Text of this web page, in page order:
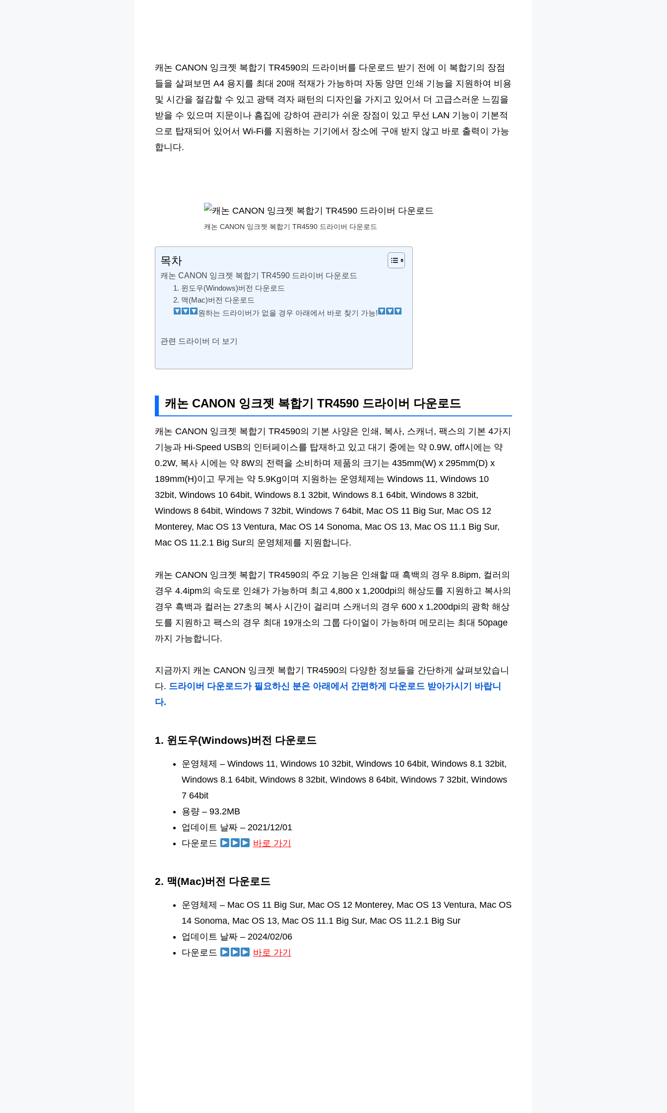
캐논 CANON 잉크젯 복합기 TR4590의 드라이버를 다운로드 받기 전에 이 복합기의 장점
들을 살펴보면 A4 용지를 최대 20매 적재가 가능하며 자동 양면 인쇄 기능을 지원하여 비용
및 시간을 절감할 수 있고 광택 격자 패턴의 디자인을 가지고 있어서 더 고급스러운 느낌을
받을 수 있으며 지문이나 흠집에 강하여 관리가 쉬운 장점이 있고 무선 LAN 기능이 기본적
으로 탑재되어 있어서 Wi-Fi를 지원하는 기기에서 장소에 구애 받지 않고 바로 출력이 가능
합니다.
캐논 CANON 잉크젯 복합기 TR4590 드라이버 다운로드
목차
캐논 CANON 잉크젯 복합기 TR4590 드라이버 다운로드
1. 윈도우(Windows)버전 다운로드
2. 맥(Mac)버전 다운로드
원하는 드라이버가 없을 경우 아래에서 바로 찾기 가능!
관련 드라이버 더 보기
캐논 CANON 잉크젯 복합기 TR4590 드라이버 다운로드
캐논 CANON 잉크젯 복합기 TR4590의 기본 사양은 인쇄, 복사, 스캐너, 팩스의 기본 4가지
기능과 Hi-Speed USB의 인터페이스를 탑재하고 있고 대기 중에는 약 0.9W, off시에는 약
0.2W, 복사 시에는 약 8W의 전력을 소비하며 제품의 크기는 435mm(W) x 295mm(D) x
189mm(H)이고 무게는 약 5.9Kg이며 지원하는 운영체제는 Windows 11, Windows 10
32bit, Windows 10 64bit, Windows 8.1 32bit, Windows 8.1 64bit, Windows 8 32bit,
Windows 8 64bit, Windows 7 32bit, Windows 7 64bit, Mac OS 11 Big Sur, Mac OS 12
Monterey, Mac OS 13 Ventura, Mac OS 14 Sonoma, Mac OS 13, Mac OS 11.1 Big Sur,
Mac OS 11.2.1 Big Sur의 운영체제를 지원합니다.
캐논 CANON 잉크젯 복합기 TR4590의 주요 기능은 인쇄할 때 흑백의 경우 8.8ipm, 컬러의
경우 4.4ipm의 속도로 인쇄가 가능하며 최고 4,800 x 1,200dpi의 해상도를 지원하고 복사의
경우 흑백과 컬러는 27초의 복사 시간이 걸리며 스캐너의 경우 600 x 1,200dpi의 광학 해상
도를 지원하고 팩스의 경우 최대 19개소의 그룹 다이얼이 가능하며 메모리는 최대 50page
까지 가능합니다.
지금까지 캐논 CANON 잉크젯 복합기 TR4590의 다양한 정보들을 간단하게 살펴보았습니
다. 드라이버 다운로드가 필요하신 분은 아래에서 간편하게 다운로드 받아가시기 바랍니
다.
1. 윈도우(Windows)버전 다운로드
운영체제 – Windows 11, Windows 10 32bit, Windows 10 64bit, Windows 8.1 32bit,
Windows 8.1 64bit, Windows 8 32bit, Windows 8 64bit, Windows 7 32bit, Windows
7 64bit
용량 – 93.2MB
업데이트 날짜 – 2021/12/01
다운로드
바로 가기
2. 맥(Mac)버전 다운로드
운영체제 – Mac OS 11 Big Sur, Mac OS 12 Monterey, Mac OS 13 Ventura, Mac OS
14 Sonoma, Mac OS 13, Mac OS 11.1 Big Sur, Mac OS 11.2.1 Big Sur
업데이트 날짜 – 2024/02/06
다운로드
바로 가기